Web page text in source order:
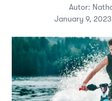
Autor:
January 9, 2023